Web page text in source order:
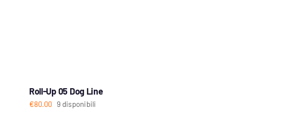
Roll-Up 05 Dog Line
€80.00 9 disponibili